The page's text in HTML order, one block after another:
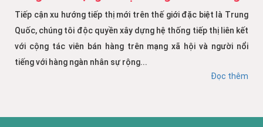
Tiếp cận xu hướng tiếp thị mới trên thế giới đặc biệt là Trung
Quốc, chúng tôi độc quyền xây dựng hệ thống tiếp thị liên kết
với cộng tác viên bán hàng trên mạng xã hội và người nổi
tiếng với hàng ngàn nhân sự rộng...
Đọc thêm